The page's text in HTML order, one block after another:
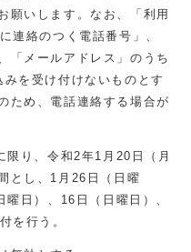
願いします。なお、「利用
連絡のつく電話番号」、
「メールアドレス」のうち
を受け付けないものとす
ため、電話連絡する場合が
限り、令和2年1月20日（月
とし、1月26日（日曜
日）、16日（日曜日）、
を行う。